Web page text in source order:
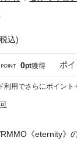
込)
0pt獲得 ポ
利用でさらにポイント
《eternity》